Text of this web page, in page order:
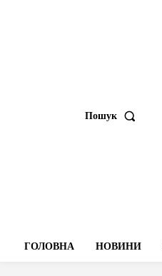
Пошук
ГОЛОВНА НОВИНИ